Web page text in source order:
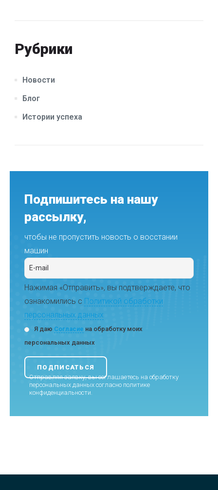
Рубрики
Новости
Блог
Истории успеха
Подпишитесь на нашу
рассылку,
чтобы не пропустить новость о восстании
машин
Нажимая «Отправить», вы подтверждаете, что
ознакомились с Политикой обработки
персональных данных
Я даю Согласие на обработку моих
персональных данных
Отправляя заявку, вы соглашаетесь на обработку
персональных данных согласно политике
конфиденциальности.